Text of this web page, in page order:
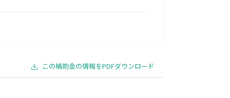
この補助金の情報をPDFダウンロード